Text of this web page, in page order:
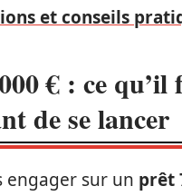
et conseils
€ : ce qu’il
de se lancer
engager sur un prêt